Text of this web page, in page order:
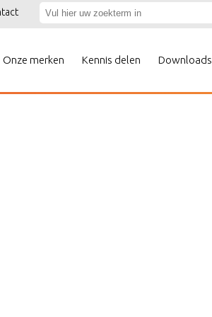
Onze merken Kennis delen Downloads